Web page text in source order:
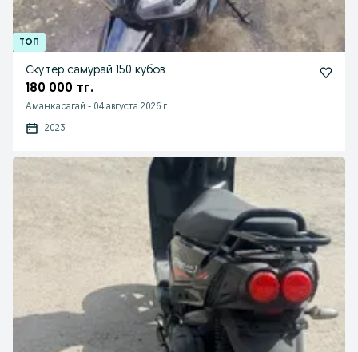
Скутер самурай 150 кубов
180 000 тг.
Аманкарагай - 04 августа 2026 г.
2023